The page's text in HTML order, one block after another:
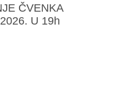
ČVENKA
U 19h